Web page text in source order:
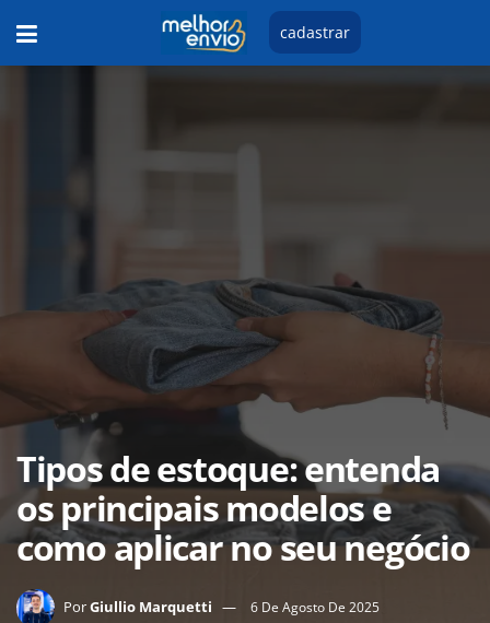
cadastrar
Tipos de estoque: entenda
os principais modelos e
como aplicar no seu negócio
PorGiullio Marquetti 6 De Agosto De 2025